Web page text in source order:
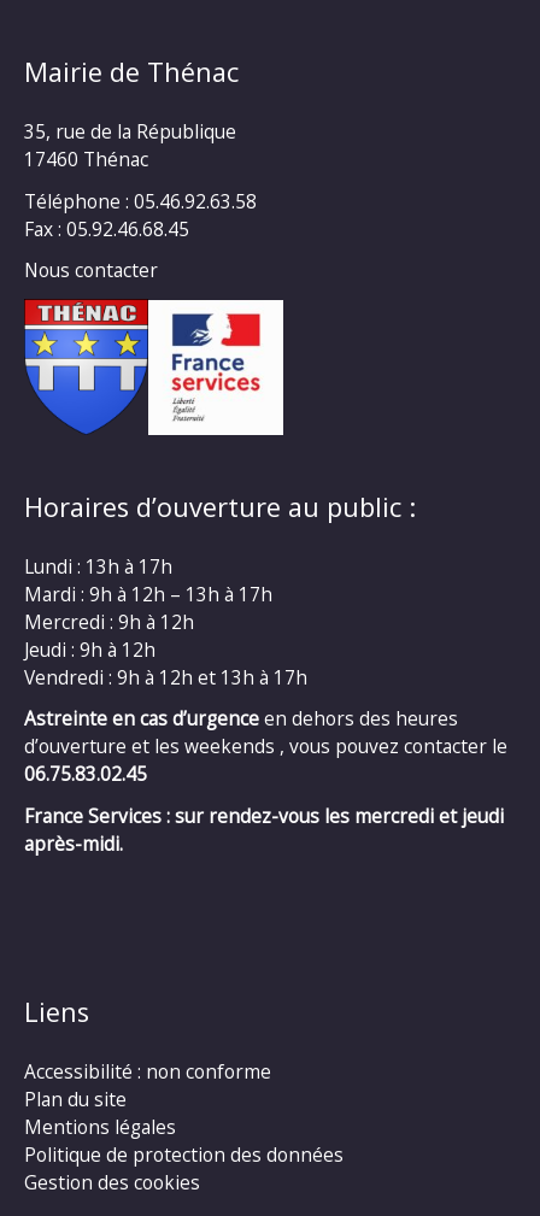
Mairie de Thénac
35, rue de la République
17460 Thénac
Téléphone : 05.46.92.63.58
Fax : 05.92.46.68.45
Nous contacter
Horaires d’ouverture au public :
Lundi : 13h à 17h
Mardi : 9h à 12h – 13h à 17h
Mercredi : 9h à 12h
Jeudi : 9h à 12h
Vendredi : 9h à 12h et 13h à 17h
Astreinte en cas d’urgenceen dehors des heures
d’ouverture et les weekends , vous pouvez contacter le
06.75.83.02.45
France Services : sur rendez-vous les mercredi et jeudi
après-midi.
Liens
Accessibilité : non conforme
Plan du site
Mentions légales
Politique de protection des données
Gestion des cookies